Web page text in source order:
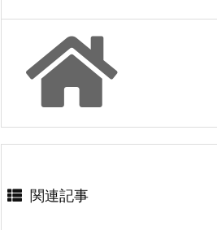
HJ文庫：『【やり直し】最強ダンジョ
2』 などの表紙
ハーメルン：『最強以外ありえない』
スから書籍化決定！
スニーカー文庫：『幼なじみ嫁のやり
ート』 などの表紙
2026年上半期連載開始のおすすめ小
ブドウ畑から始まる異世界スローライ
で過労死、スキルは無いけど、しあわ
してます～ 【ファンタジー/転生（憑
SQEXノベル：『天才魔法オタクが追
完結済みのおすすめ作品 その１２
関連記事